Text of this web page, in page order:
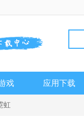
戏 应用下载
虹